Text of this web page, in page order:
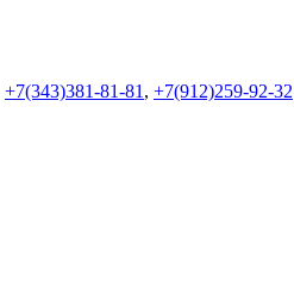
+7(343)381-81-81, +7(912)259-92-32